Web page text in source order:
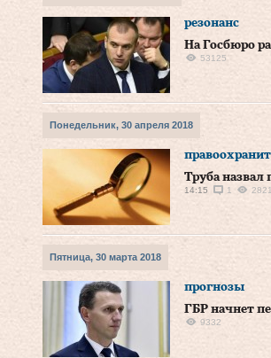
резонанс
На Госбюро
53125
Понедельник, 30 апреля 2018
Труба назвал
14:15 1
Пятница, 30 марта 2018
прогнозы
ГБР начнет
9332